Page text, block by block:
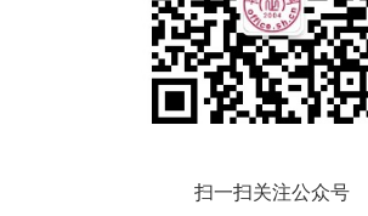
扫一扫关注公众号